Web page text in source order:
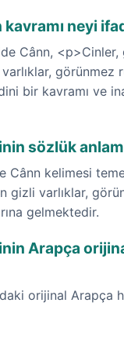
neyi
Cânn, <p>Cinler,
görünmez
bir kavramı ve
sözlük
Cânn kelimesi
gizli varlıklar,
gelmektedir.
Arapça
orijinal Arapça